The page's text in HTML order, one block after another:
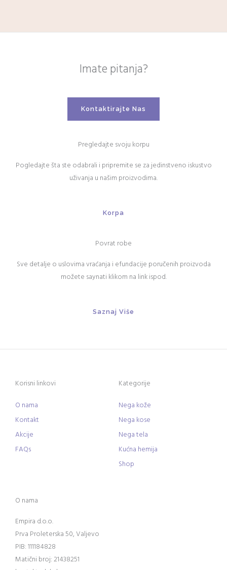
Imate pitanja?
Kontaktirajte Nas
Pregledajte svoju korpu
Pogledajte šta ste odabrali i pripremite se za jedinstveno iskustvo
uživanja u našim proizvodima.
Korpa
Povrat robe
Sve detalje o uslovima vraćanja i efundacije poručenih proizvoda
možete saynati klikom na link ispod.
Saznaj Više
Korisni linkovi
O nama
Kontakt
Akcije
FAQs
Kategorije
Nega kože
Nega kose
Nega tela
Kućna hemija
Shop
O nama
Empira d.o.o.
Prva Proleterska 50, Valjevo
PIB: 111184828
Matični broj: 21438251